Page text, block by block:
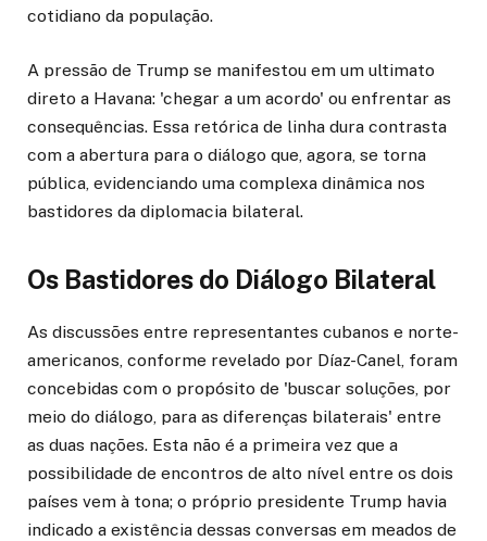
cotidiano da população.
A pressão de Trump se manifestou em um ultimato
direto a Havana: 'chegar a um acordo' ou enfrentar as
consequências. Essa retórica de linha dura contrasta
com a abertura para o diálogo que, agora, se torna
pública, evidenciando uma complexa dinâmica nos
bastidores da diplomacia bilateral.
Os Bastidores do Diálogo Bilateral
As discussões entre representantes cubanos e norte-
americanos, conforme revelado por Díaz-Canel, foram
concebidas com o propósito de 'buscar soluções, por
meio do diálogo, para as diferenças bilaterais' entre
as duas nações. Esta não é a primeira vez que a
possibilidade de encontros de alto nível entre os dois
países vem à tona; o próprio presidente Trump havia
indicado a existência dessas conversas em meados de